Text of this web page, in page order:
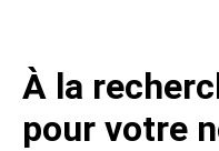
À la
pour votre